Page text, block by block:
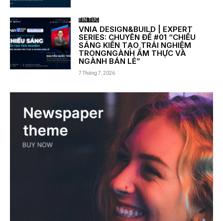
TIN TỨC
VNIA DESIGN&BUILD | EXPERT
SERIES: CHUYÊN ĐỀ #01 “CHIẾU
SÁNG KIẾN TẠO TRẢI NGHIỆM
TRONGNGÀNH ẨM THỰC VÀ
NGÀNH BÁN LẺ”
7 Tháng 7, 2026